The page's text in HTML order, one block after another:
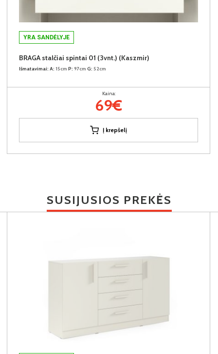
YRA SANDĖLYJE
BRAGA stalčiai spintai 01 (3vnt.) (Kaszmir)
Išmatavimai: A: 15cm P: 97cm G: 52cm
Kaina:
69€
Į krepšelį
SUSIJUSIOS PREKĖS